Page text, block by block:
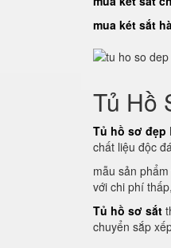
mua két sắt
Tủ Hồ
Tủ hồ sơ đẹp
chất liệu độc
mẫu sản phẩm
với chi phí
Tủ hồ sơ sắt
chuyển sắp